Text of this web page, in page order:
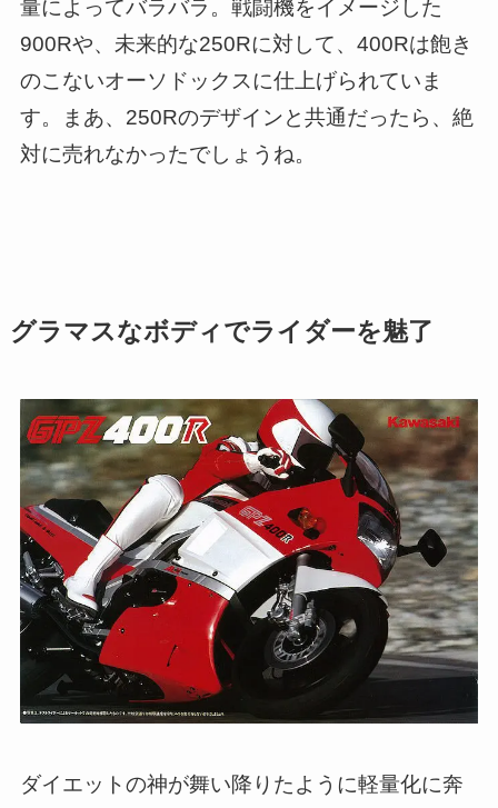
量によってバラバラ。戦闘機をイメージした
900Rや、未来的な250Rに対して、400Rは飽き
のこないオーソドックスに仕上げられていま
す。まあ、250Rのデザインと共通だったら、絶
対に売れなかったでしょうね。
グラマスなボディでライダーを魅了
ダイエットの神が舞い降りたように軽量化に奔